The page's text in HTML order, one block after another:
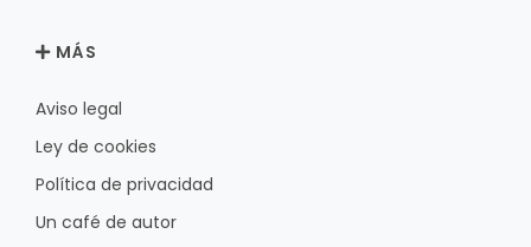
MÁS
Aviso legal
Ley de cookies
Política de privacidad
Un café de autor